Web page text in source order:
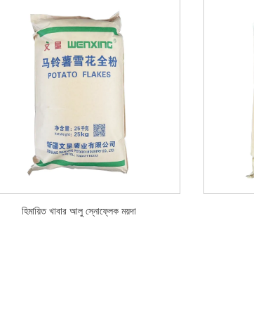
হিমায়িত খাবার আলু স্নোফ্লেক ময়দা